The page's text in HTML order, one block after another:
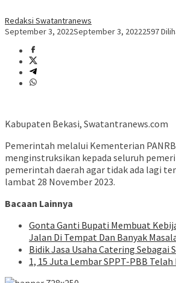
Redaksi Swatantranews
September 3, 2022September 3, 20222597
Kabupaten Bekasi, Swatantranews.com
Pemerintah melalui Kementerian
menginstruksikan kepada seluruh
pemerintah daerah agar tidak ada lagi
lambat 28 November 2023.
Bacaan Lainnya
Gonta Ganti Bupati Membuat
Jalan Di Tempat Dan Banyak
Bidik Jasa Usaha Catering Sebagai
1, 15 Juta Lembar SPPT-PBB